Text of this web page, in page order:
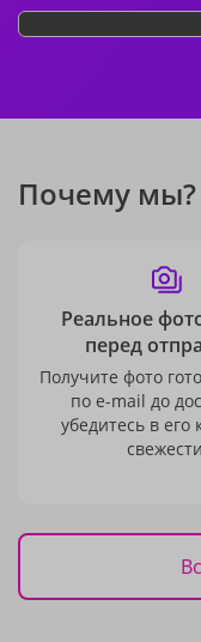
Почему мы?
Реальное
перед
Получите фото
по e-mail до
убедитесь в его